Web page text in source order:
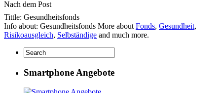
Nach dem Post
Tittle: Gesundheitsfonds
Info about: Gesundheitsfonds More about Fonds, Gesundheit,
Risikoausgleich, Selbständige and much more.
Smartphone Angebote